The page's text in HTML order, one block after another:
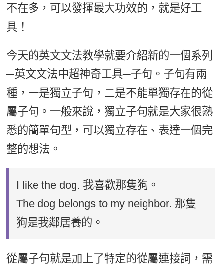
不在多，可以發揮最大功效的，就是好工
具！
今天的英文文法教學就要介紹新的一個系列
─英文文法中超神奇工具─子句。子句有兩
種，一是獨立子句，二是不能單獨存在的從
屬子句。一般來說，獨立子句就是大家很熟
悉的簡單句型，可以獨立存在、表達一個完
整的想法。
I like the dog. 我喜歡那隻狗。
The dog belongs to my neighbor. 那隻
狗是我鄰居養的。
從屬子句就是加上了特定的從屬連接詞，需